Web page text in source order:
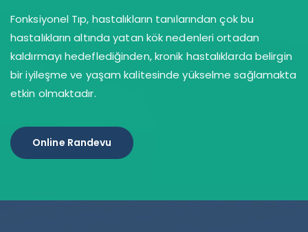
Fonksiyonel Tıp, hastalıkların tanılarından çok bu
hastalıkların altında yatan kök nedenleri ortadan
kaldırmayı hedeflediğinden, kronik hastalıklarda belirgin
bir iyileşme ve yaşam kalitesinde yükselme sağlamakta
etkin olmaktadır.
Online Randevu